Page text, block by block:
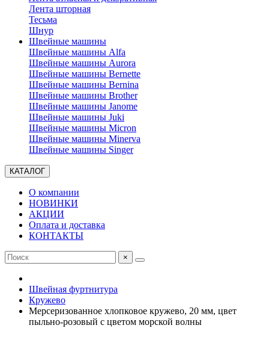
Лента шторная
Тесьма
Шнур
Швейные машины
Швейные машины Alfa
Швейные машины Aurora
Швейные машины Bernette
Швейные машины Bernina
Швейные машины Brother
Швейные машины Janome
Швейные машины Juki
Швейные машины Micron
Швейные машины Minerva
Швейные машины Singer
КАТАЛОГ
О компании
НОВИНКИ
АКЦИИ
Оплата и доставка
КОНТАКТЫ
×
Швейная фуртнитура
Кружево
Мерсеризованное хлопковое кружево, 20 мм, цвет
пыльно-розовый с цветом морской волны